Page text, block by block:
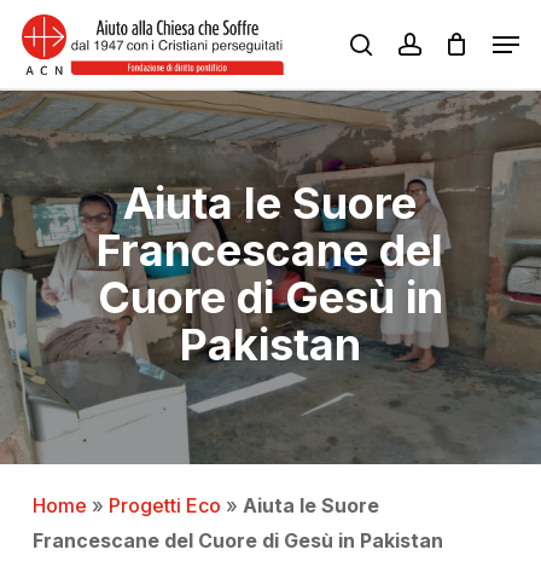
Skip
main
content
searchaccount
Aiuta le Suore
Francescane del
Cuore di Gesù in
Pakistan
Home » Progetti Eco » Aiuta le Suore
Francescane del Cuore di Gesù in Pakistan
Menu